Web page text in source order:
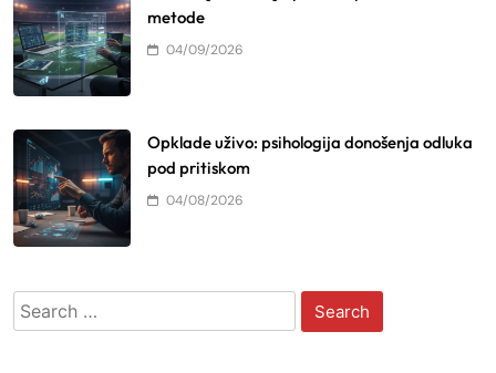
metode
04/09/2026
Opklade uživo: psihologija donošenja odluka
pod pritiskom
04/08/2026
Search
for: